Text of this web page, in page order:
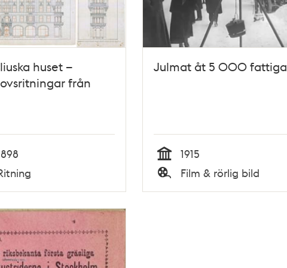
huset –
från
Julmat åt 5 000 fattiga
Tid
1915
Typ
Film & rörlig bild